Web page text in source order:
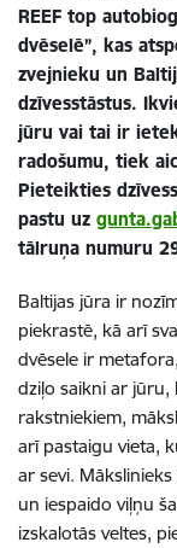
REEF top
dvēselē”, kas
zvejnieku un
dzīvesstāstus.
jūru vai tai ir
radošumu, tiek
Pieteikties
pastu uz
tālruņa numuru
Baltijas jūra ir
piekrastē, kā arī
dvēsele ir
dziļo saikni ar jūru,
rakstniekiem,
arī pastaigu vieta,
ar sevi.
un iespaido viļņu
izskalotās veltes,